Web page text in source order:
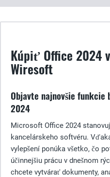
Kúpiť Office 2024
Wiresoft
Objavte najnovšie
2024
Microsoft Office 2024
kancelárskeho softvéru.
vylepšení ponúka všetko, čo
účinnejšiu prácu v dnešnom
chcete vytvárať dokumenty,